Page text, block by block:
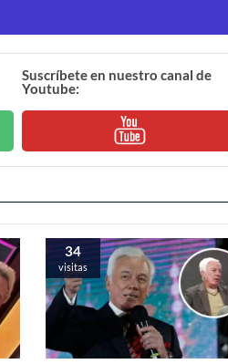
Suscríbete en nuestro canal de
Youtube:
34
visitas